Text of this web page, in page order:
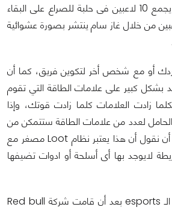
Showdown والنمط يجمع 10 لاعبين فى حلبة للصراع على البقاء
من خلال غاز سام ينتشر بصورة عشوائية
أو مع شخص أخر لتكوين فريق، كما أن
بشكل كبير على علامات الطاقة التي تقوم
زادت العلامات كلما زادت قوتك، وإذا
لعدد من علامات الطاقة ستتمكن من
الاستيلاء عليها، ويمكننا أن نقول أن هذا يعتبر نظام Loot مصغر مع
لايوجد بها أى أسلحة أو ادوات تضيفها
مؤخرا اللعبة دخلت عالم الـ esports بعد أن قامت شركة Red bull